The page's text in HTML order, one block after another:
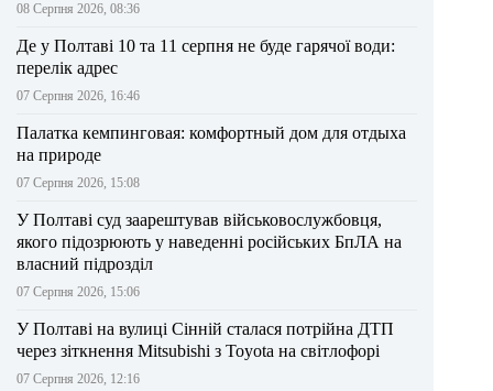
08 Серпня 2026, 08:36
Де у Полтаві 10 та 11 серпня не буде гарячої води:
перелік адрес
07 Серпня 2026, 16:46
Палатка кемпинговая: комфортный дом для отдыха
на природе
07 Серпня 2026, 15:08
У Полтаві суд заарештував військовослужбовця,
якого підозрюють у наведенні російських БпЛА на
власний підрозділ
07 Серпня 2026, 15:06
У Полтаві на вулиці Сінній сталася потрійна ДТП
через зіткнення Mitsubishi з Toyota на світлофорі
07 Серпня 2026, 12:16